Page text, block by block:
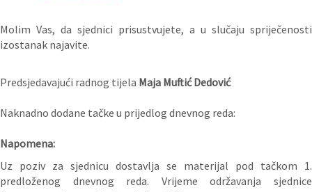
Molim Vas, da sjednici prisustvujete, a u slučaju spriječenosti
izostanak najavite.
Predsjedavajući radnog tijela Maja Muftić Dedović
Naknadno dodane tačke u prijedlog dnevnog reda:
Napomena:
Uz poziv za sjednicu dostavlja se materijal pod tačkom 1.
predloženog dnevnog reda. Vrijeme održavanja sjednice